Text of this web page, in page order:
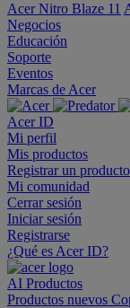
Acer Nitro Blaze 11
Negocios
Educación
Soporte
Eventos
Marcas de Acer
Acer ID
Mi perfil
Mis productos
Registrar un producto
Mi comunidad
Cerrar sesión
Iniciar sesión
Registrarse
¿Qué es Acer ID?
AI Productos
Productos nuevos